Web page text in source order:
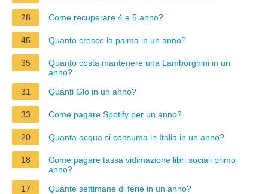
28 Come recuperare 4 e 5 anno?
45 Quanto cresce la palma in un anno?
35
Quanto costa mantenere una Lamborghini in un
anno?
31
Quanti Glo in un anno?
33 Come pagare Spotify per un anno?
20 Quanta acqua si consuma in Italia in un anno?
18
Come pagare tassa vidimazione libri sociali primo
anno?
17
Quante settimane di ferie in un anno?